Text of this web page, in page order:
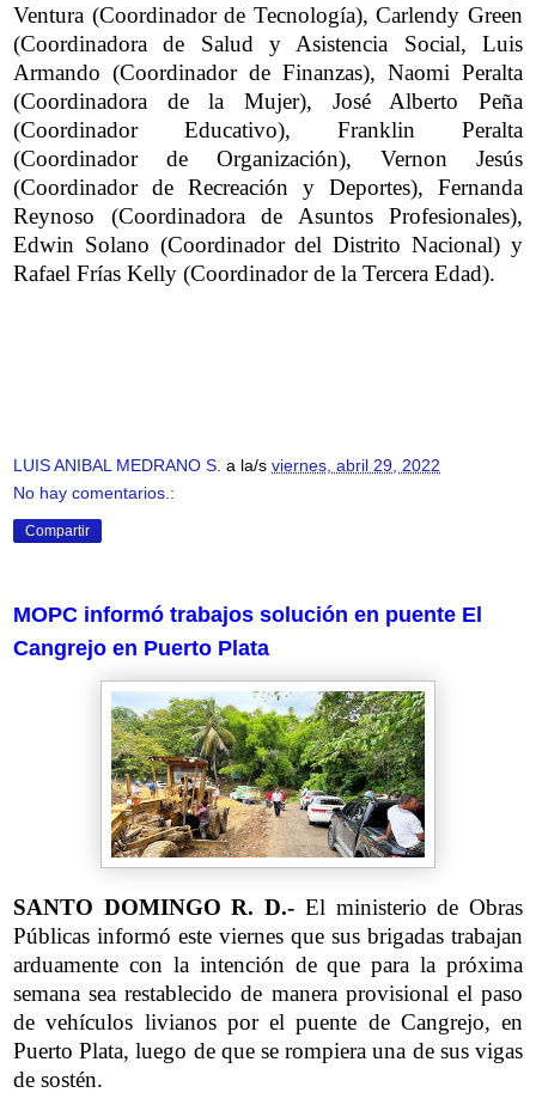
Ventura (Coordinador de Tecnología), Carlendy Green
(Coordinadora de Salud y Asistencia Social, Luis
Armando (Coordinador de Finanzas), Naomi Peralta
(Coordinadora de la Mujer), José Alberto Peña
(Coordinador Educativo), Franklin Peralta
(Coordinador de Organización), Vernon Jesús
(Coordinador de Recreación y Deportes), Fernanda
Reynoso (Coordinadora de Asuntos Profesionales),
Edwin Solano (Coordinador del Distrito Nacional) y
Rafael Frías Kelly (Coordinador de la Tercera Edad).
LUIS ANIBAL MEDRANO S. a la/s viernes, abril 29, 2022
No hay comentarios.:
Compartir
MOPC informó trabajos solución en puente El
Cangrejo en Puerto Plata
SANTO DOMINGO R. D.- El ministerio de Obras
Públicas informó este viernes que sus brigadas trabajan
arduamente con la intención de que para la próxima
semana sea restablecido de manera provisional el paso
de vehículos livianos por el puente de Cangrejo, en
Puerto Plata, luego de que se rompiera una de sus vigas
de sostén.